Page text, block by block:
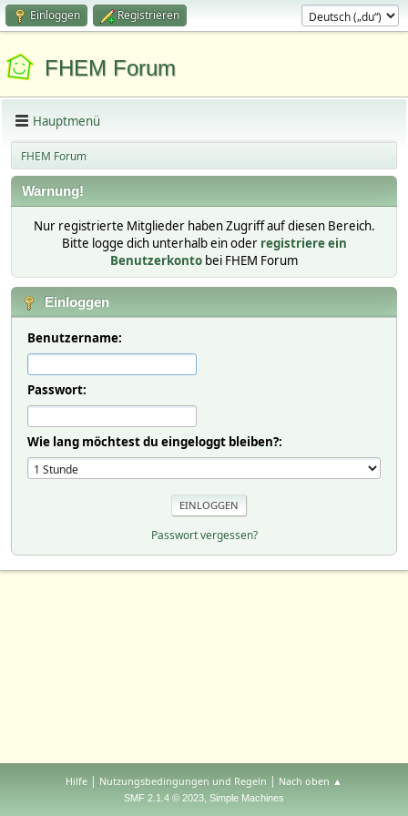
Einloggen Registrieren
FHEM Forum
Hauptmenü
FHEM Forum
Warnung!
Nur registrierte Mitglieder haben Zugriff auf diesen Bereich.
Bitte logge dich unterhalb ein oder registriere ein
Benutzerkonto bei FHEM Forum
Einloggen
Benutzername:
Passwort:
Wie lang möchtest du eingeloggt bleiben?:
Passwort vergessen?
Hilfe | Nutzungsbedingungen und Regeln | Nach oben ▲
SMF 2.1.4 © 2023, Simple Machines